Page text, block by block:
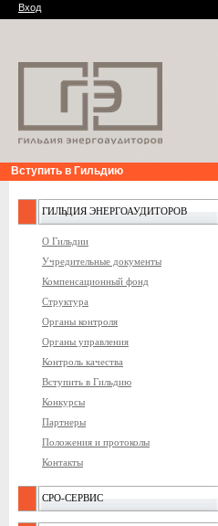
Вход
Вступить в Гильдию
ГИЛЬДИЯ ЭНЕРГОАУДИТОРОВ
О Гильдии
Учредительные документы
Компенсационный фонд
Структура
Органы контроля
Органы управления
Контроль качества
Вступить в Гильдию
Конкурсы
Партнеры
Положения и протоколы
Контакты
СРО-СЕРВИС